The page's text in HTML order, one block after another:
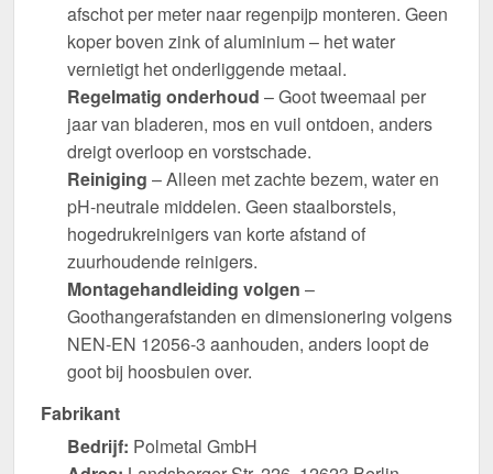
afschot per meter naar regenpijp monteren. Geen
koper boven zink of aluminium – het water
vernietigt het onderliggende metaal.
Regelmatig onderhoud – Goot tweemaal per
jaar van bladeren, mos en vuil ontdoen, anders
dreigt overloop en vorstschade.
Reiniging – Alleen met zachte bezem, water en
pH-neutrale middelen. Geen staalborstels,
hogedrukreinigers van korte afstand of
zuurhoudende reinigers.
Montagehandleiding volgen –
Goothangerafstanden en dimensionering volgens
NEN-EN 12056-3 aanhouden, anders loopt de
goot bij hoosbuien over.
Fabrikant
Bedrijf: Polmetal GmbH